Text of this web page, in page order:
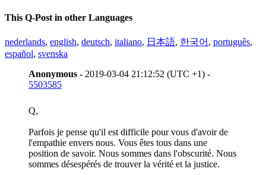
This Q-Post in other Languages
nederlands, english, deutsch, italiano, 日本語, 한국어 , português,
español, svenska
Anonymous - 2019-03-04 21:12:52 (UTC +1) -
5503585
Q,
Parfois je pense qu'il est difficile pour vous d'avoir de
l'empathie envers nous. Vous êtes tous dans une
position de savoir. Nous sommes dans l'obscurité. Nous
sommes désespérés de trouver la vérité et la justice.